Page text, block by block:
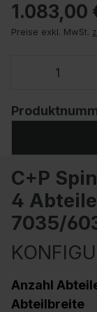
1.083,00
Preise exkl. MwSt.
C+P
4
7035/
Anzahl
Abteilbreite